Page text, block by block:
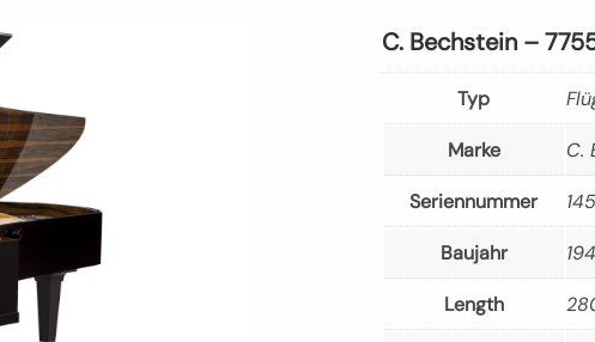
C. Bechstein –
Typ
Marke C.
Seriennummer
Baujahr
Length